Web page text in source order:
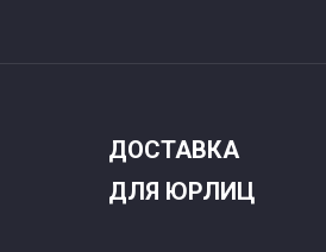
ДОСТАВКА
ДЛЯ ЮРЛИЦ